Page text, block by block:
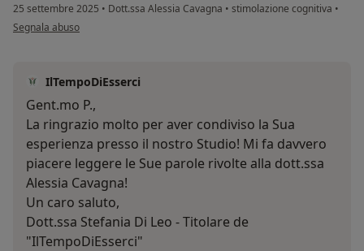
25 settembre 2025 • Dott.ssa Alessia Cavagna • stimolazione cognitiva •
secondo l'opinione dell'utente P. Paganelli
Segnala abuso
IlTempoDiEsserci
Gent.mo P.,
La ringrazio molto per aver condiviso la Sua
esperienza presso il nostro Studio! Mi fa davvero
piacere leggere le Sue parole rivolte alla dott.ssa
Alessia Cavagna!
Un caro saluto,
Dott.ssa Stefania Di Leo - Titolare de
"IlTempoDiEsserci"